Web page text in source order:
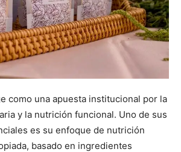
como una apuesta institucional por la
y la nutrición funcional. Uno de sus
es su enfoque de nutrición
basado en ingredientes